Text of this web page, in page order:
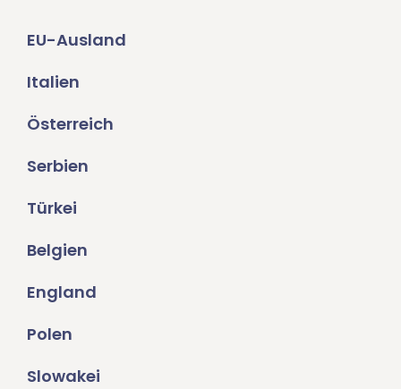
EU-Ausland
Italien
Österreich
Serbien
Türkei
Belgien
England
Polen
Slowakei